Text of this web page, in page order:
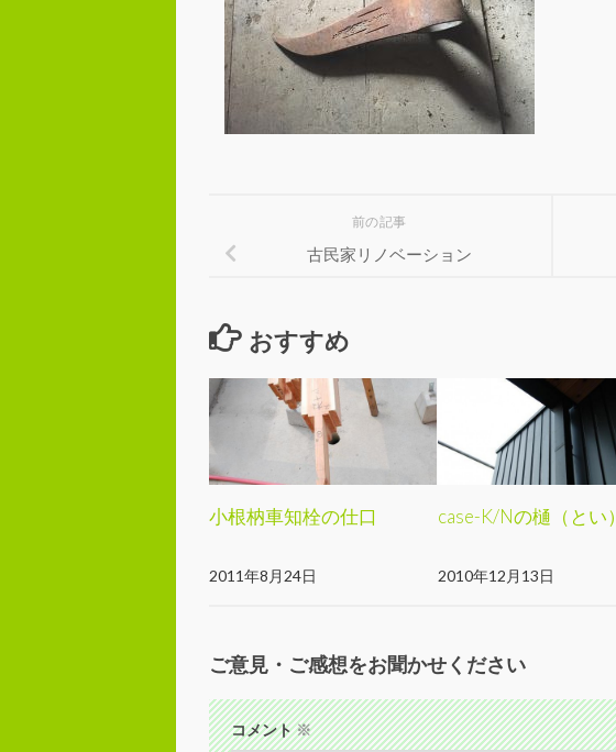
前の記事
古民家リノベーション
おすすめ
小根枘車知栓の仕口
2011年8月24日
case-K/Nの樋（とい）
2010年12月13日
ご意見・ご感想をお聞かせください
コメント※